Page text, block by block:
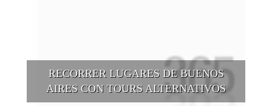
RECORRER LUGARES DE BUENOS
AIRES CON TOURS ALTERNATIVOS